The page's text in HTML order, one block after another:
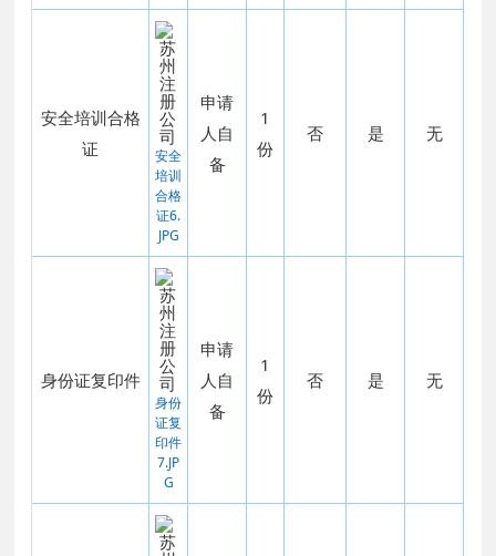
安全培训合格
证
安全
培训
合格
证6.
JPG
申请
人自
备
1
份
否 是 无
身份证复印件
身份
证复
印件
7.JP
G
申请
人自
备
1
份
否 是 无